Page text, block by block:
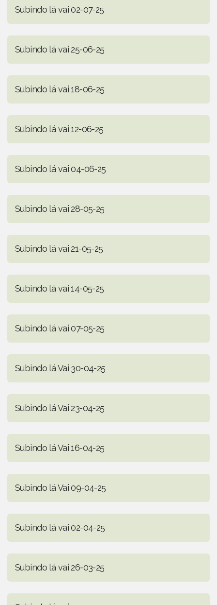
Subindo lá vai 02-07-25
Subindo lá vai 25-06-25
Subindo lá vai 18-06-25
Subindo lá vai 12-06-25
Subindo lá vai 04-06-25
Subindo lá vai 28-05-25
Subindo lá vai 21-05-25
Subindo lá vai 14-05-25
Subindo lá vai 07-05-25
Subindo lá Vai 30-04-25
Subindo lá Vai 23-04-25
Subindo lá Vai 16-04-25
Subindo lá Vai 09-04-25
Subindo lá vai 02-04-25
Subindo lá vai 26-03-25